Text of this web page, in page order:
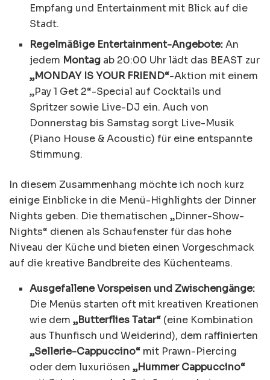
Empfang und Entertainment mit Blick auf die
Stadt.
Regelmäßige Entertainment-Angebote:An
jedem Montag ab 20:00 Uhr lädt das BEAST zur
„MONDAY IS YOUR FRIEND“-Aktion mit einem
„Pay 1 Get 2“-Special auf Cocktails und
Spritzer sowie Live-DJ ein. Auch von
Donnerstag bis Samstag sorgt Live-Musik
(Piano House & Acoustic) für eine entspannte
Stimmung.
In diesem Zusammenhang möchte ich noch kurz
einige Einblicke in die Menü-Highlights der Dinner
Nights geben. Die thematischen „Dinner-Show-
Nights“ dienen als Schaufenster für das hohe
Niveau der Küche und bieten einen Vorgeschmack
auf die kreative Bandbreite des Küchenteams.
Ausgefallene Vorspeisen und Zwischengänge:
Die Menüs starten oft mit kreativen Kreationen
wie dem„Butterflies Tatar“ (eine Kombination
aus Thunfisch und Weiderind), dem raffinierten
„Sellerie-Cappuccino“ mit Prawn-Piercing
oder dem luxuriösen„Hummer Cappuccino“